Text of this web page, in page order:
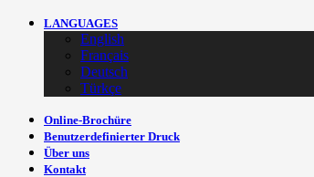
LANGUAGES
English
Français
Deutsch
Türkçe
Online-Brochüre
Benutzerdefinierter Druck
Über uns
Kontakt